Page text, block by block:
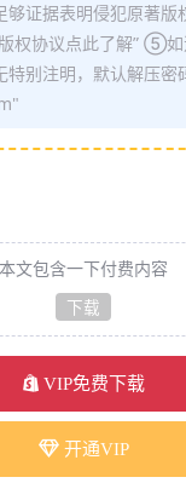
够证据表明侵犯原著版
权协议点此了解” ⑤
特别注明，默认解压密
本文包含一下付费内容
下载
VIP免费下载
开通VIP